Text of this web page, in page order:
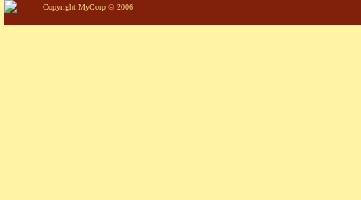
Copyright MyCorp © 2006